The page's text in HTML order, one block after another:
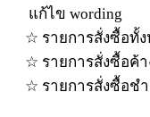
แก้ไข wording
☆ รายการสั่งซื้อทั้
☆ รายการสั่งซื้อค้า
☆ รายการสั่งซื้อชํา